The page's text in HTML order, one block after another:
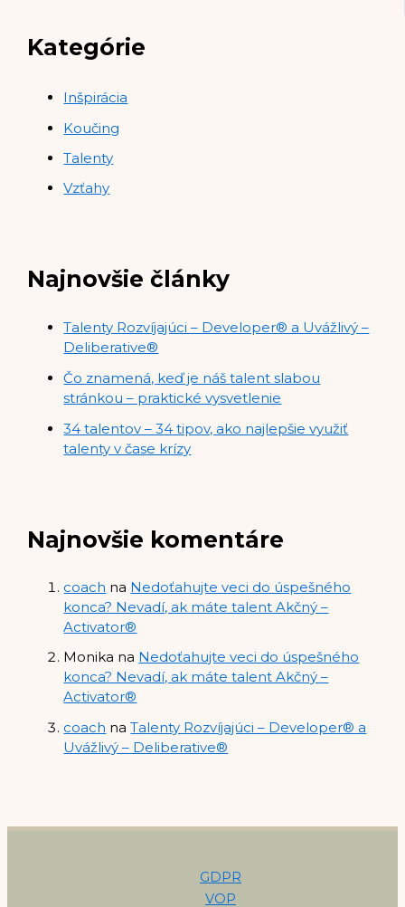
Kategórie
Inšpirácia
Koučing
Talenty
Vzťahy
Najnovšie články
Talenty Rozvíjajúci – Developer® a Uvážlivý –
Deliberative®
Čo znamená, keď je náš talent slabou
stránkou – praktické vysvetlenie
34 talentov – 34 tipov, ako najlepšie využiť
talenty v čase krízy
Najnovšie komentáre
coach na Nedoťahujte veci do úspešného
konca? Nevadí, ak máte talent Akčný –
Activator®
Monika na Nedoťahujte veci do úspešného
konca? Nevadí, ak máte talent Akčný –
Activator®
coach naTalenty Rozvíjajúci – Developer® a
Uvážlivý – Deliberative®
GDPR
VOP